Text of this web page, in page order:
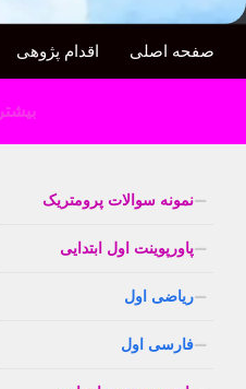
صفحه اصلی اقدام پژوهی
بیشتر
نمونه سوالات پرومتریک
پاورپوینت اول ابتدایی
ریاضی اول
فارسی اول